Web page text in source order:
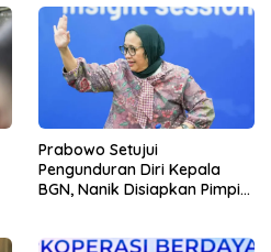
Prabowo Setujui
Pengunduran Diri Kepala
BGN, Nanik Disiapkan Pimpin